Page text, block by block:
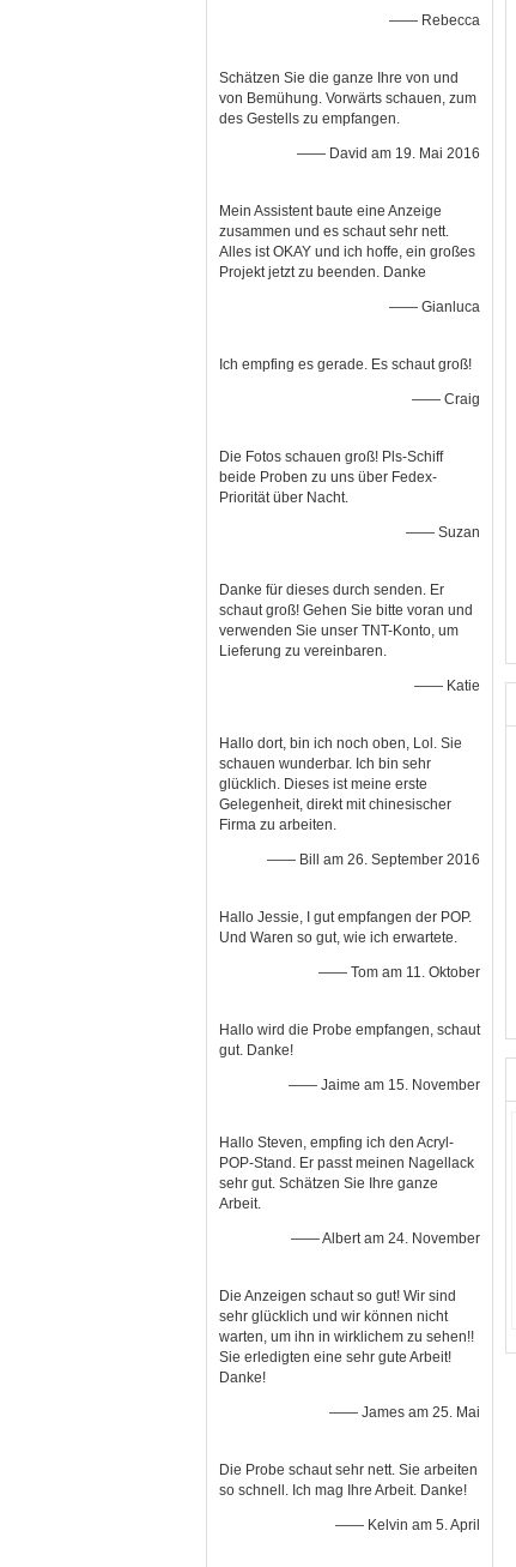
—— Rebecca
Schätzen Sie die ganze Ihre von und
von Bemühung. Vorwärts schauen, zum
des Gestells zu empfangen.
—— David am 19. Mai 2016
Mein Assistent baute eine Anzeige
zusammen und es schaut sehr nett.
Alles ist OKAY und ich hoffe, ein großes
Projekt jetzt zu beenden. Danke
—— Gianluca
Ich empfing es gerade. Es schaut groß!
—— Craig
Die Fotos schauen groß! Pls-Schiff
beide Proben zu uns über Fedex-
Priorität über Nacht.
—— Suzan
Danke für dieses durch senden. Er
schaut groß! Gehen Sie bitte voran und
verwenden Sie unser TNT-Konto, um
Lieferung zu vereinbaren.
—— Katie
Hallo dort, bin ich noch oben, Lol. Sie
schauen wunderbar. Ich bin sehr
glücklich. Dieses ist meine erste
Gelegenheit, direkt mit chinesischer
Firma zu arbeiten.
—— Bill am 26. September 2016
Hallo Jessie, I gut empfangen der POP.
Und Waren so gut, wie ich erwartete.
—— Tom am 11. Oktober
Hallo wird die Probe empfangen, schaut
gut. Danke!
—— Jaime am 15. November
Hallo Steven, empfing ich den Acryl-
POP-Stand. Er passt meinen Nagellack
sehr gut. Schätzen Sie Ihre ganze
Arbeit.
—— Albert am 24. November
Die Anzeigen schaut so gut! Wir sind
sehr glücklich und wir können nicht
warten, um ihn in wirklichem zu sehen!!
Sie erledigten eine sehr gute Arbeit!
Danke!
—— James am 25. Mai
Die Probe schaut sehr nett. Sie arbeiten
so schnell. Ich mag Ihre Arbeit. Danke!
—— Kelvin am 5. April